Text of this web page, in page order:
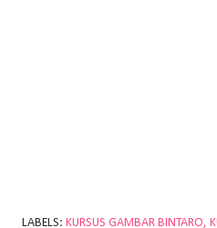
LABELS: KURSUS GAMBAR BINTARO